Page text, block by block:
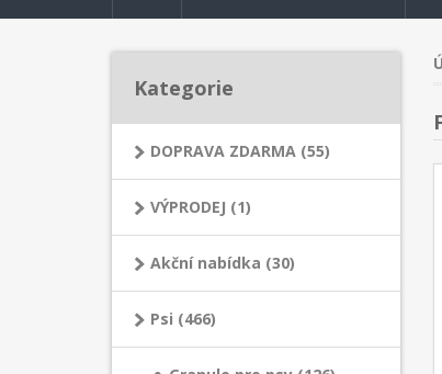
Kategorie
DOPRAVA ZDARMA (55)
VÝPRODEJ (1)
Akční nabídka (30)
Psi (466)